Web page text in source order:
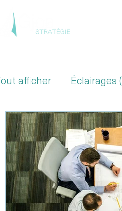
Tout afficher Éclairages
Secteur de la Santé